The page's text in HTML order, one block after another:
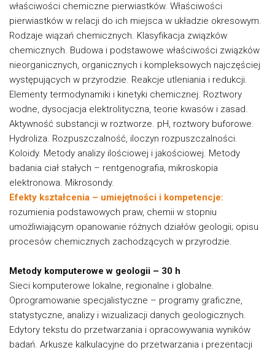
właściwości chemiczne pierwiastków. Właściwości
pierwiastków w relacji do ich miejsca w układzie okresowym.
Rodzaje wiązań chemicznych. Klasyfikacja związków
chemicznych. Budowa i podstawowe właściwości związków
nieorganicznych, organicznych i kompleksowych najczęściej
występujących w przyrodzie. Reakcje utleniania i redukcji.
Elementy termodynamiki i kinetyki chemicznej. Roztwory
wodne, dysocjacja elektrolityczna, teorie kwasów i zasad.
Aktywność substancji w roztworze. pH, roztwory buforowe.
Hydroliza. Rozpuszczalność, iloczyn rozpuszczalności.
Koloidy. Metody analizy ilościowej i jakościowej. Metody
badania ciał stałych – rentgenografia, mikroskopia
elektronowa. Mikrosondy.
Efekty kształcenia – umiejętności i kompetencje:
rozumienia podstawowych praw, chemii w stopniu
umożliwiającym opanowanie różnych działów geologii; opisu
procesów chemicznych zachodzących w przyrodzie.
Metody komputerowe w geologii – 30 h
Sieci komputerowe lokalne, regionalne i globalne.
Oprogramowanie specjalistyczne – programy graficzne,
statystyczne, analizy i wizualizacji danych geologicznych.
Edytory tekstu do przetwarzania i opracowywania wyników
badań. Arkusze kalkulacyjne do przetwarzania i prezentacji